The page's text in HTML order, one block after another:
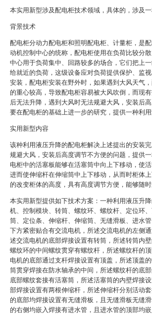
本实用新型涉及配电柜技术领域，具体的，涉及一
背景技术
配电柜分动力配电柜和照明配电柜、计量柜，是
动机控制中心的统称，配电柜使用在负荷比较分
中心用于负荷集中、回路较多的场合，它们把上
给就近的负荷，这级设备应对负荷提供保护、监
安装，配电柜安装在野外时，如果遇到大风天气
的重心较高，导致配电柜容易被大风吹倒，而现
后无法升降，遇到大风时无法规避大风，安装后
要在配电柜的基础上进一步的研究，提供一种利用
实用新型内容
该种利用液压升降的配电柜解决上述提出的安装
规避大风，安装后高度调节不方便的问题，提供
电柜中的活塞板能够在活塞筒中向上下移动，使
进而使伸缩杆在伸缩筒中上下移动，从而时柜体
的改变柜体的高度，具有高度调节方便，能够随
本实用新型提供如下技术方案：一种利用液压升
机、控制模块、转筒、螺纹环、螺纹杆、定位环
筒、定位条、伸缩杆、伸缩筒、无缝滑板、进水
下方紧密贴合有交流电机，所述交流电机的左侧
述交流电机的底部焊接设置有转筒，所述转筒内
螺纹环的中间螺纹贯穿有螺纹杆，所述螺纹杆的
电机的底部通过支杆焊接设置有顶盖，所述顶盖
筒贯穿焊接在防水轴承的中间，所述螺纹杆的底
底部螺纹套接有活塞筒，所述活塞筒的内壁焊接
部焊接设置有两根伸缩杆，所述伸缩杆分别活动
的底部均焊接设置有无缝滑板，且无缝滑板无缝
的右侧均嵌入焊接有进水管，且进水管的顶部均